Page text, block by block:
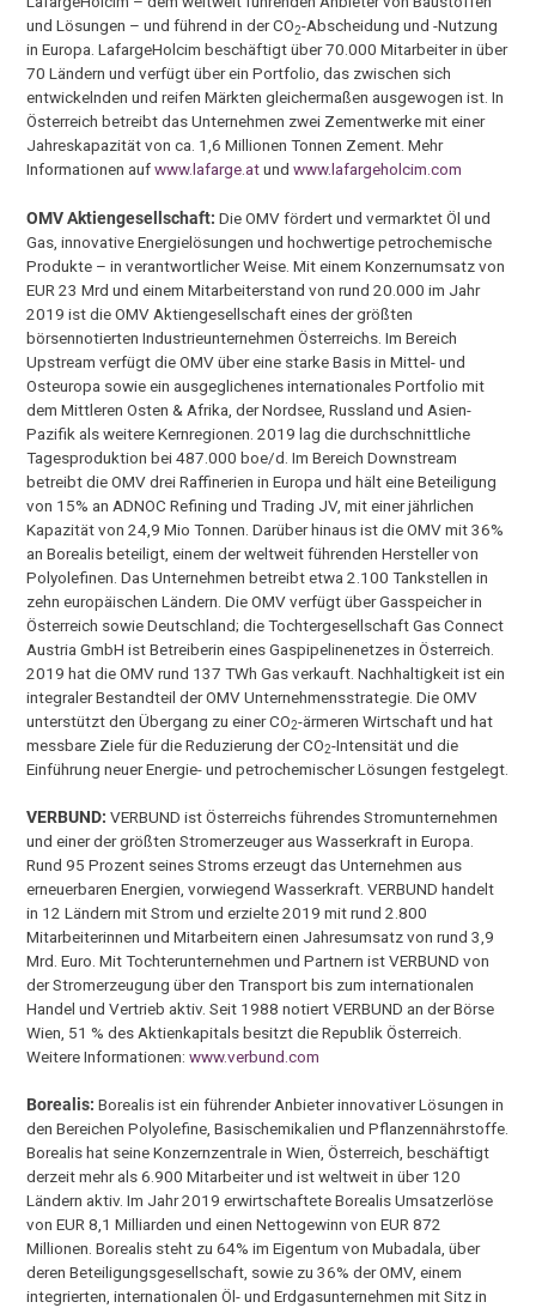
und Lösungen – und führend in der CO2-Abscheidung und -Nutzung
in Europa. LafargeHolcim beschäftigt über 70.000 Mitarbeiter in über
70 Ländern und verfügt über ein Portfolio, das zwischen sich
entwickelnden und reifen Märkten gleichermaßen ausgewogen ist. In
Österreich betreibt das Unternehmen zwei Zementwerke mit einer
Jahreskapazität von ca. 1,6 Millionen Tonnen Zement. Mehr
Informationen aufwww.lafarge.atundwww.lafargeholcim.com
OMV Aktiengesellschaft: Die OMV fördert und vermarktet Öl und
Gas, innovative Energielösungen und hochwertige petrochemische
Produkte – in verantwortlicher Weise. Mit einem Konzernumsatz von
EUR 23 Mrd und einem Mitarbeiterstand von rund 20.000 im Jahr
2019 ist die OMV Aktiengesellschaft eines der größten
börsennotierten Industrieunternehmen Österreichs. Im Bereich
Upstream verfügt die OMV über eine starke Basis in Mittel- und
Osteuropa sowie ein ausgeglichenes internationales Portfolio mit
dem Mittleren Osten & Afrika, der Nordsee, Russland und Asien-
Pazifik als weitere Kernregionen. 2019 lag die durchschnittliche
Tagesproduktion bei 487.000 boe/d. Im Bereich Downstream
betreibt die OMV drei Raffinerien in Europa und hält eine Beteiligung
von 15% an ADNOC Refining und Trading JV, mit einer jährlichen
Kapazität von 24,9 Mio Tonnen. Darüber hinaus ist die OMV mit 36%
an Borealis beteiligt, einem der weltweit führenden Hersteller von
Polyolefinen. Das Unternehmen betreibt etwa 2.100 Tankstellen in
zehn europäischen Ländern. Die OMV verfügt über Gasspeicher in
Österreich sowie Deutschland; die Tochtergesellschaft Gas Connect
Austria GmbH ist Betreiberin eines Gaspipelinenetzes in Österreich.
2019 hat die OMV rund 137 TWh Gas verkauft. Nachhaltigkeit ist ein
integraler Bestandteil der OMV Unternehmensstrategie. Die OMV
unterstützt den Übergang zu einer CO2-ärmeren Wirtschaft und hat
messbare Ziele für die Reduzierung der CO2-Intensität und die
Einführung neuer Energie- und petrochemischer Lösungen festgelegt.
VERBUND: VERBUND ist Österreichs führendes Stromunternehmen
und einer der größten Stromerzeuger aus Wasserkraft in Europa.
Rund 95 Prozent seines Stroms erzeugt das Unternehmen aus
erneuerbaren Energien, vorwiegend Wasserkraft. VERBUND handelt
in 12 Ländern mit Strom und erzielte 2019 mit rund 2.800
Mitarbeiterinnen und Mitarbeitern einen Jahresumsatz von rund 3,9
Mrd. Euro. Mit Tochterunternehmen und Partnern ist VERBUND von
der Stromerzeugung über den Transport bis zum internationalen
Handel und Vertrieb aktiv. Seit 1988 notiert VERBUND an der Börse
Wien, 51 % des Aktienkapitals besitzt die Republik Österreich.
Weitere Informationen:www.verbund.com
Borealis: Borealis ist ein führender Anbieter innovativer Lösungen in
den Bereichen Polyolefine, Basischemikalien und Pflanzennährstoffe.
Borealis hat seine Konzernzentrale in Wien, Österreich, beschäftigt
derzeit mehr als 6.900 Mitarbeiter und ist weltweit in über 120
Ländern aktiv. Im Jahr 2019 erwirtschaftete Borealis Umsatzerlöse
von EUR 8,1 Milliarden und einen Nettogewinn von EUR 872
Millionen. Borealis steht zu 64% im Eigentum von Mubadala, über
deren Beteiligungsgesellschaft, sowie zu 36% der OMV, einem
integrierten, internationalen Öl- und Erdgasunternehmen mit Sitz in